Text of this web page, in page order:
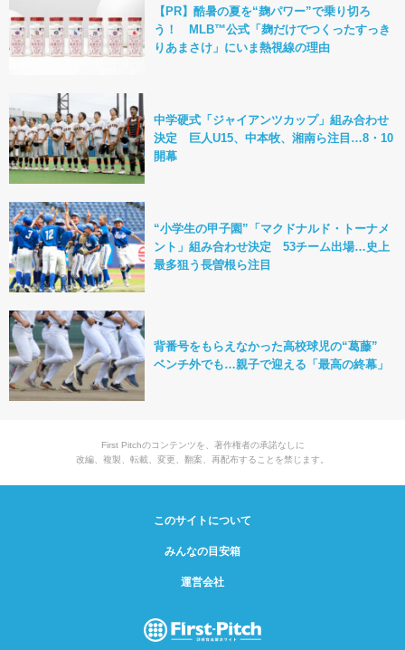
【PR】酷暑の夏を“麹パワー”で乗り切ろ
う！ MLB™公式「麹だけでつくったすっき
りあまさけ」にいま熱視線の理由
中学硬式「ジャイアンツカップ」組み合わせ
決定 巨人U15、中本牧、湘南ら注目…8・10
開幕
“小学生の甲子園”「マクドナルド・トーナメ
ント」組み合わせ決定 53チーム出場…史上
最多狙う長曽根ら注目
背番号をもらえなかった高校球児の“葛藤”
ベンチ外でも…親子で迎える「最高の終幕」
First Pitchのコンテンツを、著作権者の承諾なしに
改編、複製、転載、変更、翻案、再配布することを禁じます。
このサイトについて
みんなの目安箱
運営会社